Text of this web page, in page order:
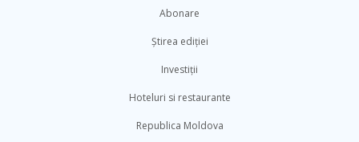
Abonare
Știrea ediției
Investiții
Hoteluri si restaurante
Republica Moldova